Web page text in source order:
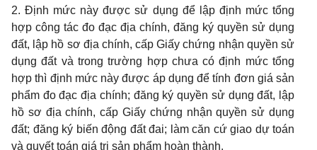
2. Định mức này được sử dụng để lập định mức tổng
hợp công tác đo đạc địa chính, đăng ký quyền sử dụng
đất, lập hồ sơ địa chính, cấp Giấy chứng nhận quyền sử
dụng đất và trong trường hợp chưa có định mức tổng
hợp thì định mức này được áp dụng để tính đơn giá sản
phẩm đo đạc địa chính; đăng ký quyền sử dụng đất, lập
hồ sơ địa chính, cấp Giấy chứng nhận quyền sử dụng
đất; đăng ký biến động đất đai; làm căn cứ giao dự toán
và quyết toán giá trị sản phẩm hoàn thành.